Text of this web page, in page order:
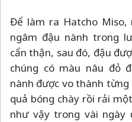
Để làm ra Hatcho Miso,
ngâm đậu nành trong
cẩn thận, sau đó, đậu
chúng có màu nâu đỏ
nành được vo thành
quả bóng chày rồi rải
như vậy trong vài